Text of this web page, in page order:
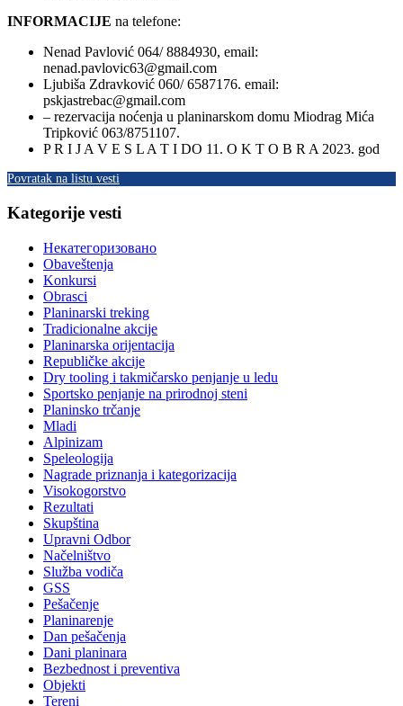
INFORMACIJE na telefone:
Nenad Pavlović 064/ 8884930, email:
nenad.pavlovic63@gmail.com
Ljubiša Zdravković 060/ 6587176. email:
pskjastrebac@gmail.com
– rezervacija noćenja u planinarskom domu Miodrag Mića
Tripković 063/8751107.
P R I J A V E S L A T I DO 11. O K T O B R A 2023. god
Povratak na listu vesti
Kategorije vesti
Некатегоризовано
Obaveštenja
Konkursi
Obrasci
Planinarski treking
Tradicionalne akcije
Planinarska orijentacija
Republičke akcije
Dry tooling i takmičarsko penjanje u ledu
Sportsko penjanje na prirodnoj steni
Planinsko trčanje
Mladi
Alpinizam
Speleologija
Nagrade priznanja i kategorizacija
Visokogorstvo
Rezultati
Skupština
Upravni Odbor
Načelništvo
Služba vodiča
GSS
Pešačenje
Planinarenje
Dan pešačenja
Dani planinara
Bezbednost i preventiva
Objekti
Tereni